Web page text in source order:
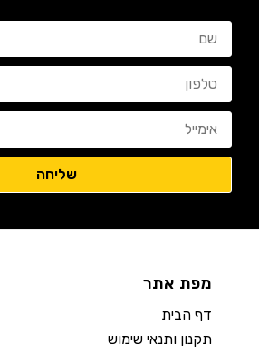
מפת אתר
דף הבית
תקנון ותנאי שימוש